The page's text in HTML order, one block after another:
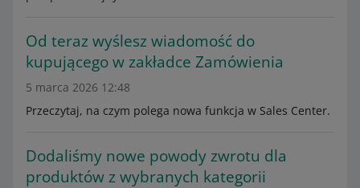
Od teraz wyślesz wiadomość do
kupującego w zakładce Zamówienia
5 marca 2026 12:48
Przeczytaj, na czym polega nowa funkcja w Sales Center.
Dodaliśmy nowe powody zwrotu dla
produktów z wybranych kategorii